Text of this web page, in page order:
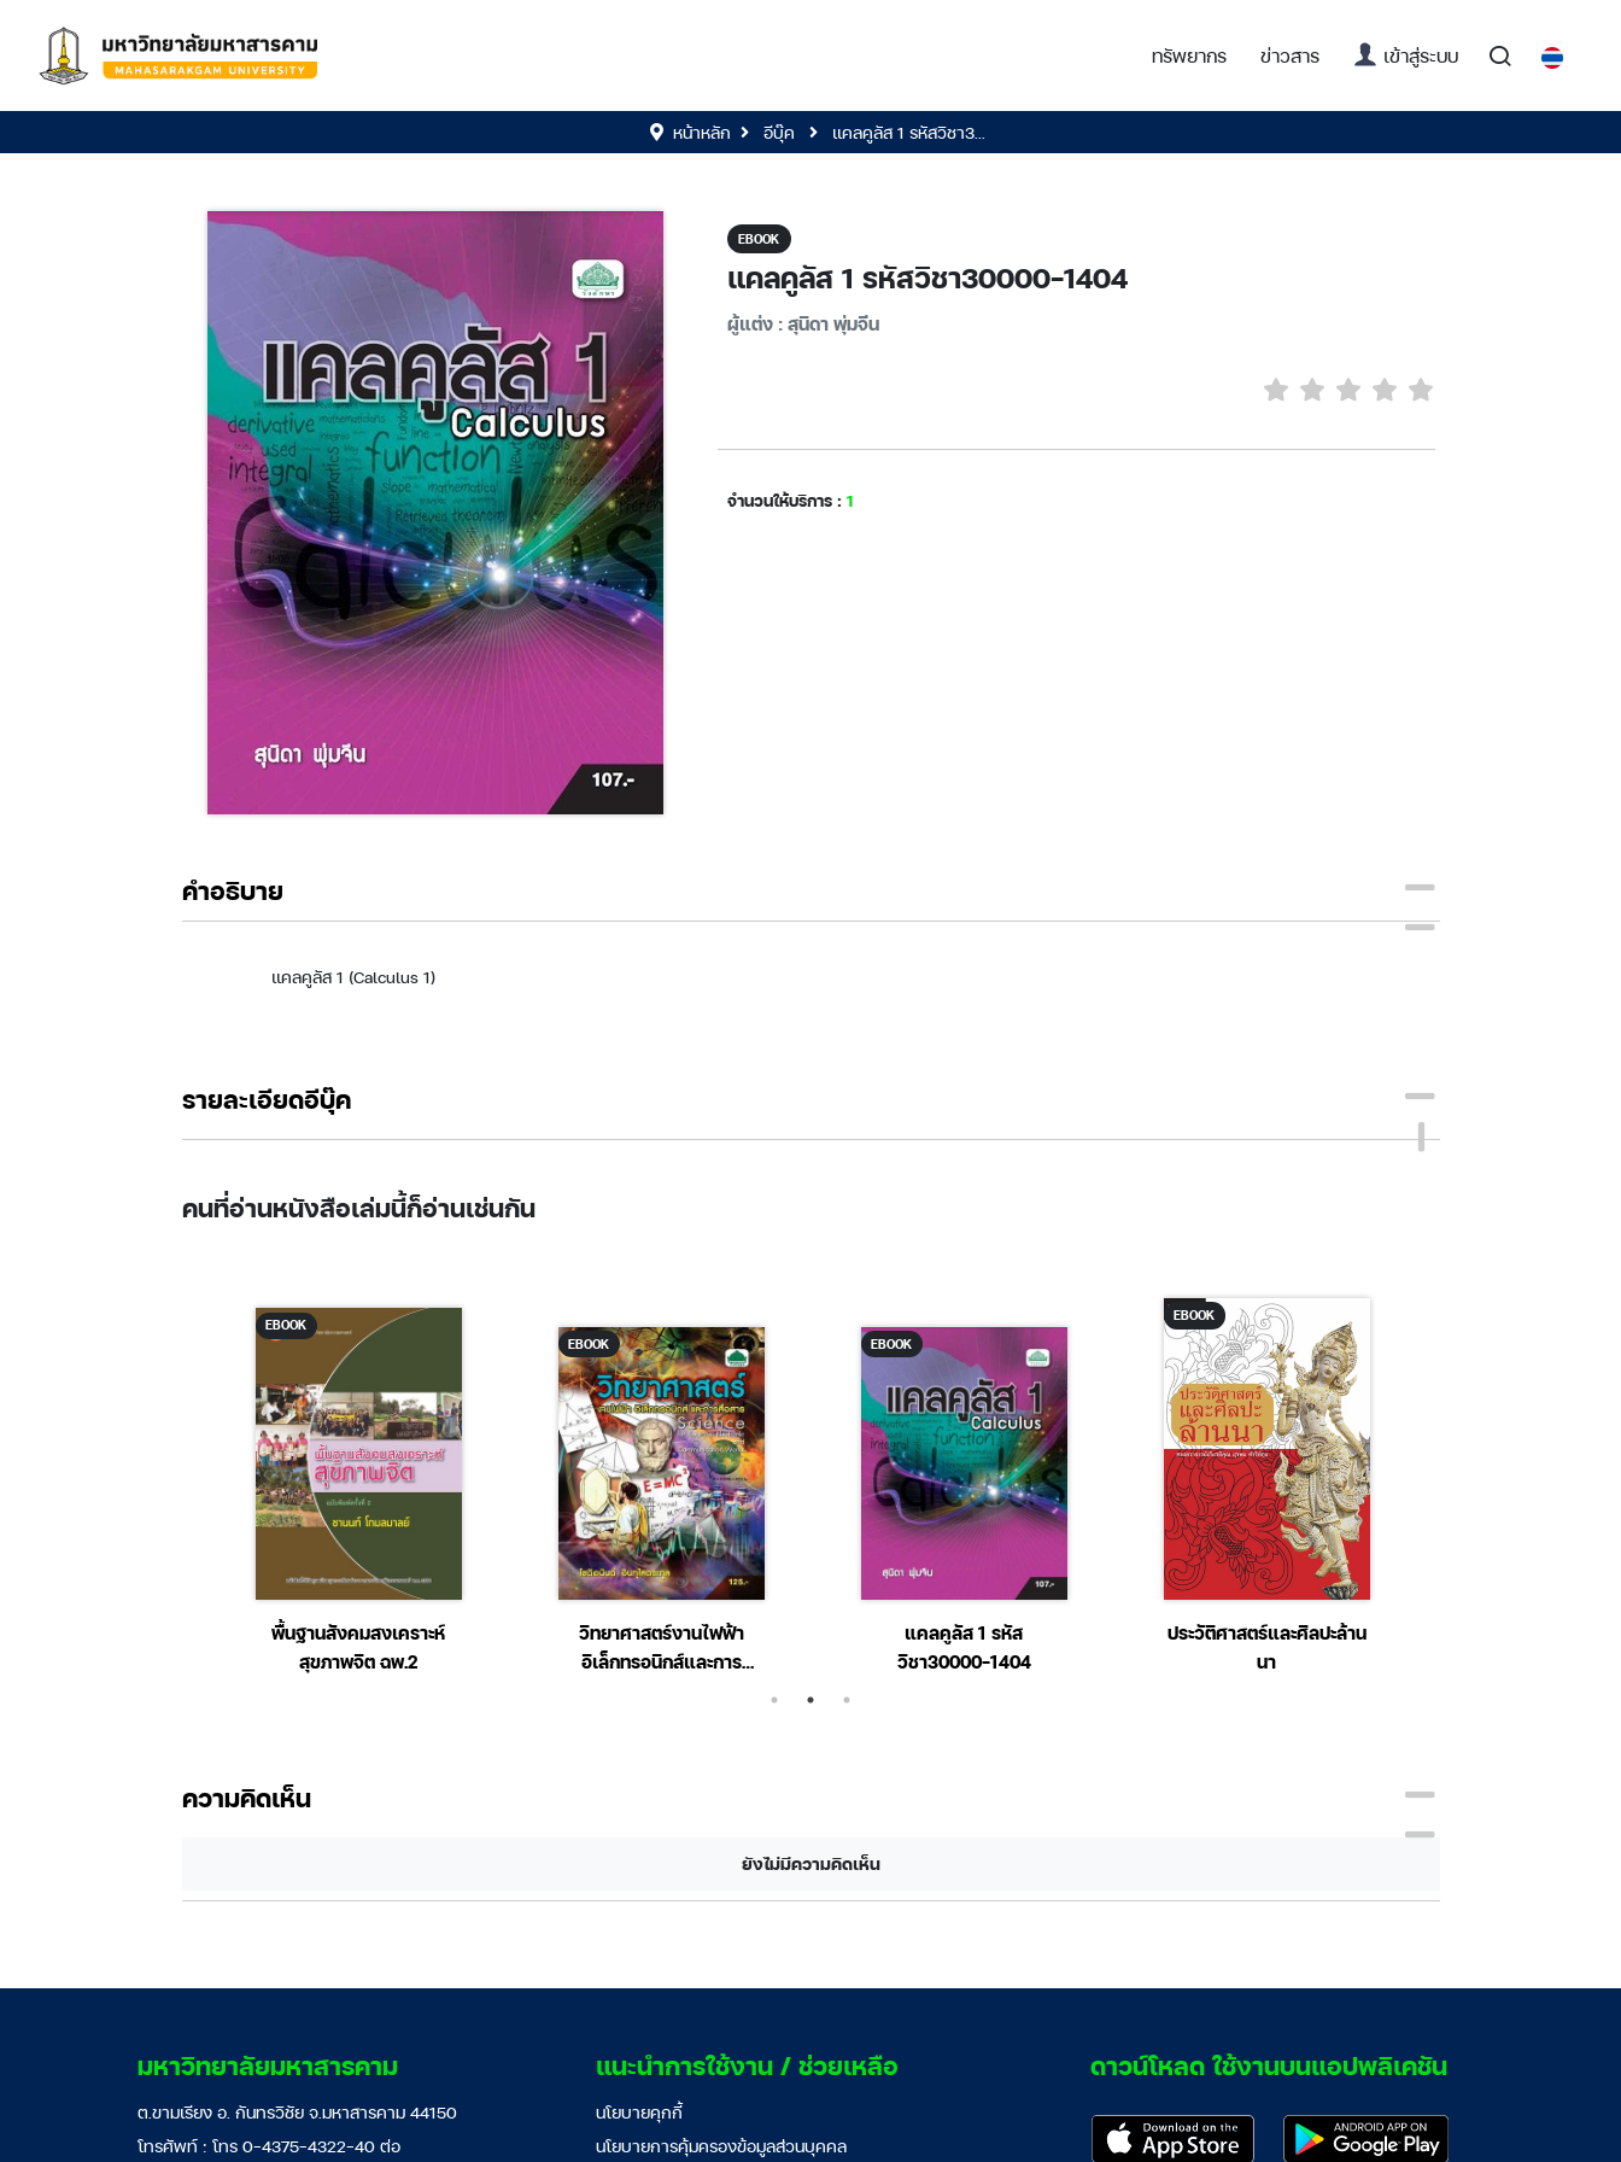
ทรัพยากร ข่าวสาร เข้าสู่ระบบ(current)
หน้าหลัก อีบุ๊ค แคลคูลัส 1 รหัสวิชา3...
EBOOK
แคลคูลัส 1 รหัสวิชา30000-1404
ผู้แต่ง : สุนิดา พุ่มจีน
จำนวนให้บริการ : 1
คำอธิบาย
แคลคูลัส 1 (Calculus 1)
รายละเอียดอีบุ๊ค
คนที่อ่านหนังสือเล่มนี้ก็อ่านเช่นกัน
EBOOK
พื้นฐานสังคมสงเคราะห์
สุขภาพจิต ฉพ.2
EBOOK
วิทยาศาสตร์งานไฟฟ้า
อิเล็กทรอนิกส์และการ
EBOOK
แคลคูลัส 1 รหัส
วิชา30000-1404
EBOOK
ประวัติศาสตร์และศิลปะล้าน
นา
ความคิดเห็น
ยังไม่มีความคิดเห็น
มหาวิทยาลัยมหาสารคาม
ต.ขามเรียง อ. กันทรวิชัย จ.มหาสารคาม 44150
โทรศัพท์ : โทร 0-4375-4322-40 ต่อ
แนะนำการใช้งาน / ช่วยเหลือ
นโยบายคุกกี้
นโยบายการคุ้มครองข้อมูลส่วนบุคคล
ดาวน์โหลด ใช้งานบนแอปพลิเคชัน